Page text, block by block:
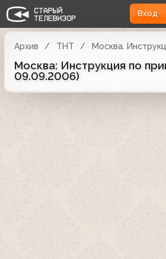
Вход
Архив ТНТ Москва.
Москва: Инструкция по
09.09.2006)